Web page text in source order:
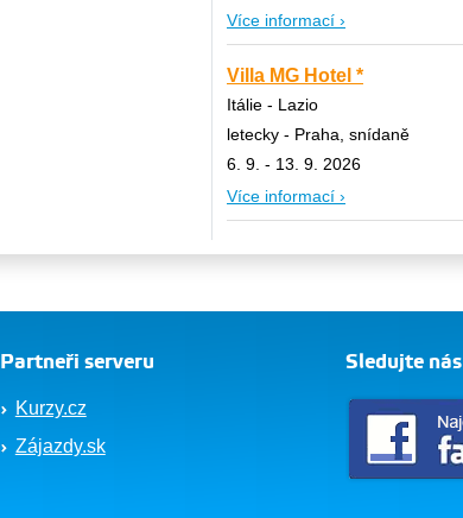
Více informací ›
Villa MG Hotel *
Itálie - Lazio
letecky - Praha, snídaně
6. 9. - 13. 9. 2026
Více informací ›
Partneři serveru
Kurzy.cz
Zájazdy.sk
Sledujte nás